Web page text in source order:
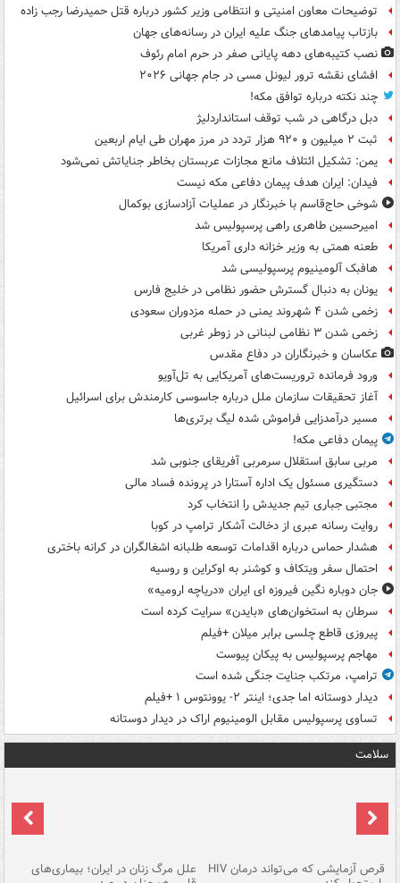
توضیحات معاون امنیتی و انتظامی وزیر کشور درباره قتل حمیدرضا رجب زاده
بازتاب پیامدهای جنگ علیه ایران در رسانه‌های جهان
نصب کتیبه‌های دهه پایانی صفر در حرم امام رئوف
افشای نقشه ترور لیونل مسی در جام جهانی ۲۰۲۶
چند نکته درباره توافق مکه!
دبل درگاهی در شب توقف استانداردلیژ
ثبت ۲ میلیون و ۹۲۰ هزار تردد در مرز مهران طی ایام اربعین
یمن: تشکیل ائتلاف مانع مجازات عربستان بخاطر جنایاتش نمی‌شود
فیدان: ایران هدف پیمان دفاعی مکه نیست
شوخی حاج‌قاسم با خبرنگار در عملیات آزادسازی بوکمال
امیرحسین طاهری راهی پرسپولیس شد
طعنه همتی به وزیر خزانه داری آمریکا
هافبک آلومینیوم پرسپولیسی شد
یونان به دنبال گسترش حضور نظامی در خلیج فارس
زخمی شدن ۴ شهروند یمنی در حمله مزدوران سعودی
زخمی شدن ۳ نظامی لبنانی در زوطر غربی
عکاسان و خبرنگاران در دفاع مقدس
ورود فرمانده تروریست‌های آمریکایی به تل‌آویو
آغاز تحقیقات سازمان ملل درباره جاسوسی کارمندش برای اسرائیل
مسیر درآمدزایی فراموش شده لیگ برتری‌ها
پیمان دفاعی مکه!
مربی سابق استقلال سرمربی آفریقای جنوبی شد
دستگیری مسئول یک اداره آستارا در پرونده فساد مالی
مجتبی جباری تیم جدیدش را انتخاب کرد
روایت رسانه عبری از دخالت آشکار ترامپ در کوبا
هشدار حماس درباره اقدامات توسعه طلبانه اشغالگران در کرانه باختری
احتمال سفر ویتکاف و کوشنر به اوکراین و روسیه
جان دوباره نگین فیروزه ای ایران «دریاچه ارومیه»
سرطان به استخوان‌های «بایدن» سرایت کرده است
پیروزی قاطع چلسی برابر میلان +فیلم
مهاجم پرسپولیس به پیکان پیوست
ترامپ، مرتکب جنایت جنگی شده است
دیدار دوستانه اما جدی؛ اینتر ۲- یوونتوس ۱ +فیلم
تساوی پرسپولیس مقابل الومینیوم اراک در دیدار دوستانه
سلامت
قرص آزمایشی که می‌تواند درمان HIV علل مرگ زنان در ایران؛ بیماری‌های